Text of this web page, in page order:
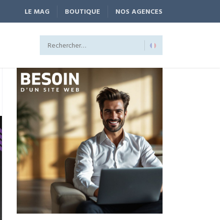
LE MAG BOUTIQUE NOS AGENCES